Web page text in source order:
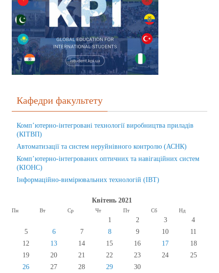
Кафедри факультету
Комп’ютерно-інтегровані технології виробництва приладів
(КІТВП)
Автоматизації та систем неруйнівного контролю (АСНК)
Комп’ютерно-інтегрованих оптичних та навігаційних систем
(КІОНС)
Інформаційно-вимірювальних технологій (ІВТ)
Квітень 2021
Пн Вт Ср Чт Пт Сб Нд
1 2 3
4
5
6 7 8 9 10
11
12
13 14 15 16 17
18
19
20 21 22 23 24
25
26
27 28 29
30